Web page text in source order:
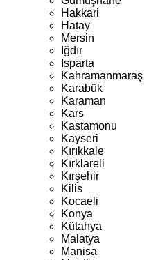
Hakkari
Hatay
Mersin
Iğdır
Isparta
Kahramanmaraş
Karabük
Karaman
Kars
Kastamonu
Kayseri
Kırıkkale
Kırklareli
Kırşehir
Kilis
Kocaeli
Konya
Kütahya
Malatya
Manisa